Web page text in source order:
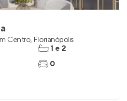
Centro, Florianópolis
1 e 2
0